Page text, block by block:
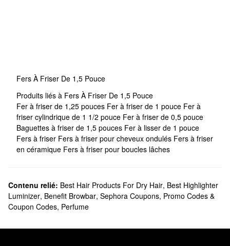
Fers À Friser De 1,5 Pouce
Produits liés à Fers À Friser De 1,5 Pouce
Fer à friser de 1,25 pouces Fer à friser de 1 pouce Fer à
friser cylindrique de 1 1/2 pouce Fer à friser de 0,5 pouce
Baguettes à friser de 1,5 pouces Fer à lisser de 1 pouce
Fers à friser Fers à friser pour cheveux ondulés Fers à friser
en céramique Fers à friser pour boucles lâches
Contenu relié: Best Hair Products For Dry Hair, Best Highlighter
Luminizer, Benefit Browbar, Sephora Coupons, Promo Codes &
Coupon Codes, Perfume